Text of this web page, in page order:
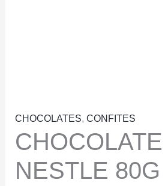
CHOCOLATES, CONFITES
NESTLE 80G